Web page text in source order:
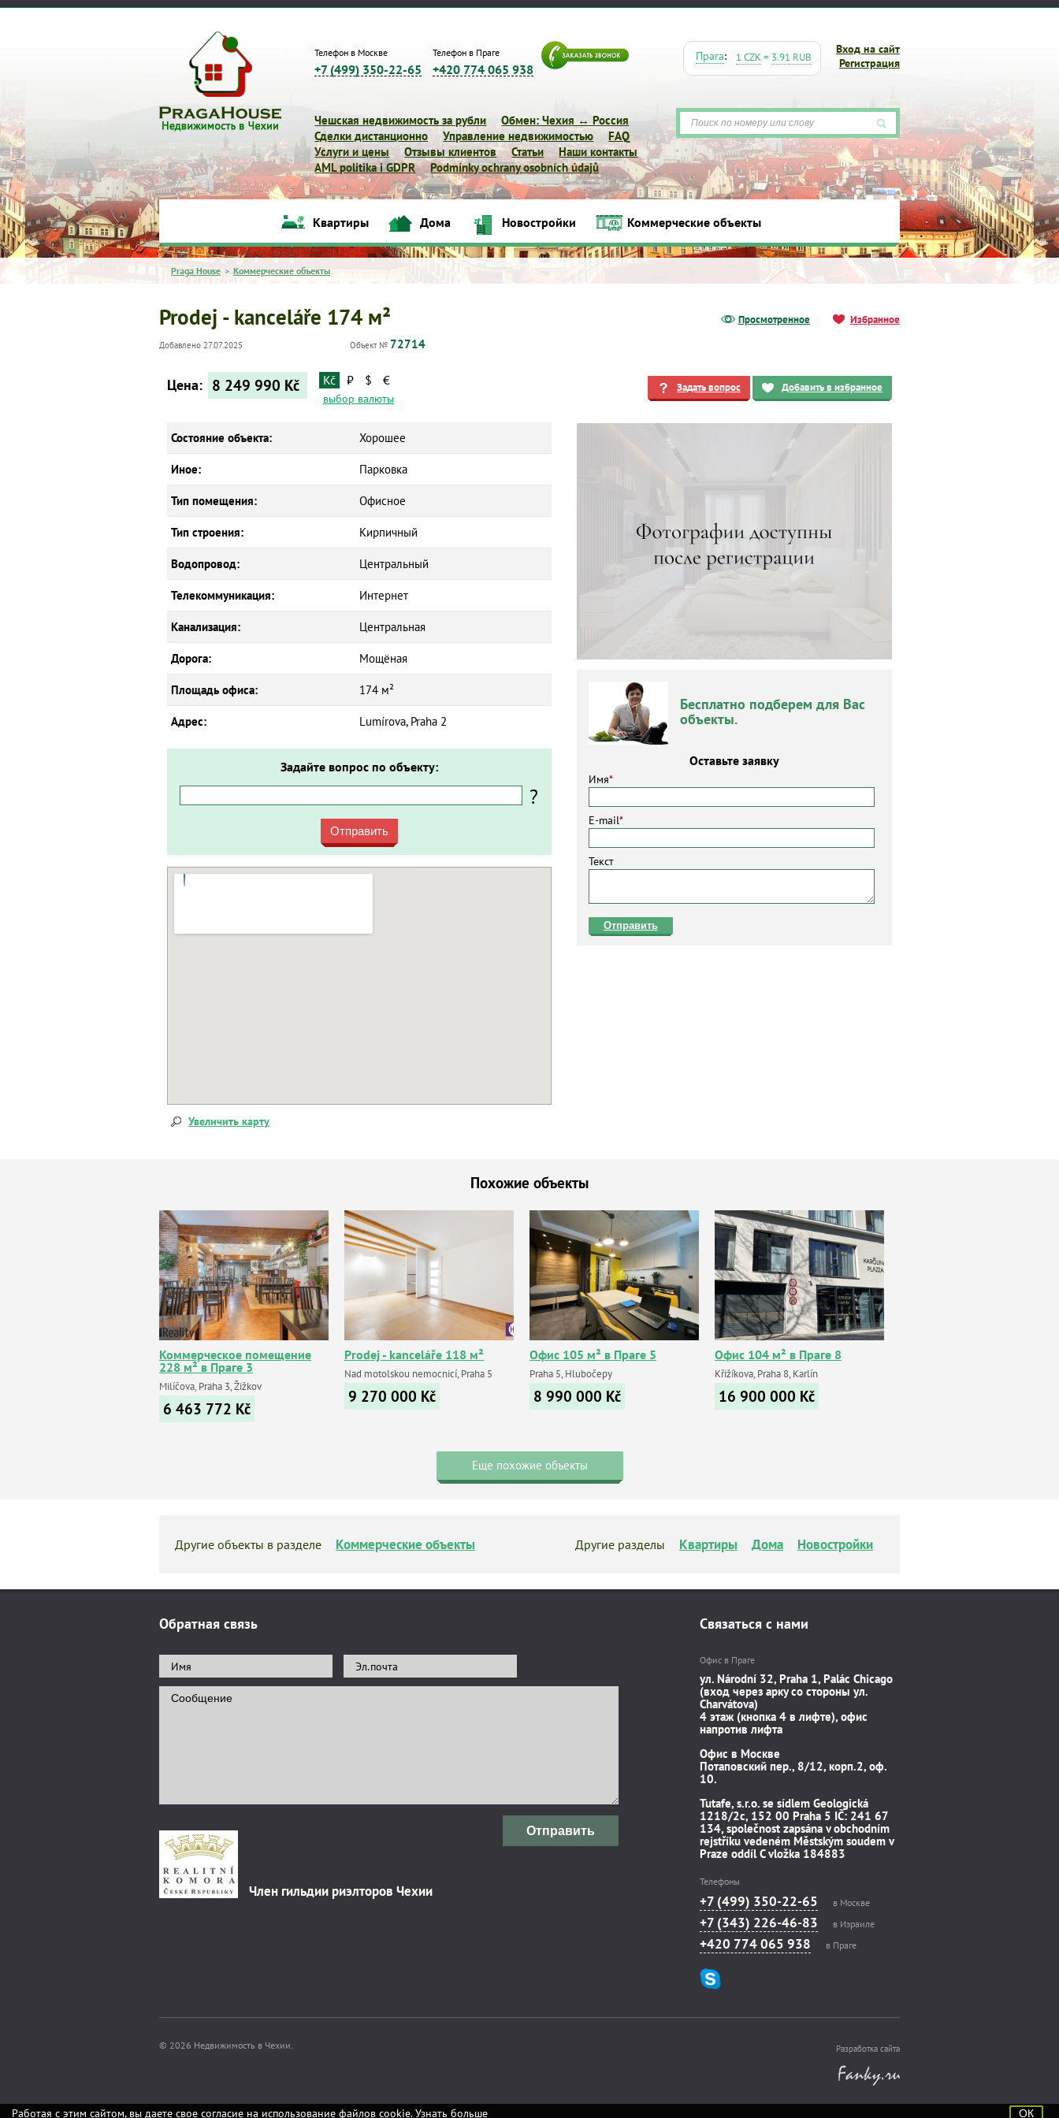
Телефон в Москве
+7 (499) 350-22-65
Телефон в Праге
+420 774 065 938
Вход на сайт
Регистрация
Прага: 1 CZK= 3.91 RUB
Чешская недвижимость за рубли
Обмен: Чехия ↔ Россия
Сделки дистанционно
Управление недвижимостью
FAQ
Услуги и цены
Отзывы клиентов Статьи
Наши контакты
AML politika i GDPR
Podmínky ochrany osobních údajů
Квартиры Дома Новостройки Коммерческие объекты
Praga House > Коммерческие объекты
Просмотренное Избранное
Prodej - kanceláře 174 м²
Добавлено 27.07.2025 Объект № 72714
Задать вопрос Добавить в избранное
Бесплатно подберем для Вас
объекты.
Оставьте заявку
Имя*
E-mail*
Текст
Отправить
Цена: 8 249 990 Kč Kč ₽ $ €
выбор валюты
Состояние объекта: Хорошее
Иное: Парковка
Тип помещения: Офисное
Тип строения: Кирпичный
Водопровод: Центральный
Телекоммуникация: Интернет
Канализация: Центральная
Дорога: Мощёная
Площадь офиса: 174 м²
Адрес: Lumírova, Praha 2
Задайте вопрос по объекту:
?
Отправить
Увеличить карту
Похожие объекты
Коммерческое помещение
228 м² в Праге 3
Milíčova, Praha 3, Žižkov
6 463 772 Kč
Prodej - kanceláře 118 м²
Nad motolskou nemocnicí, Praha 5
9 270 000 Kč
Офис 105 м² в Праге 5
Praha 5, Hlubočepy
8 990 000 Kč
Офис 104 м² в Праге 8
Křižíkova, Praha 8, Karlín
16 900 000 Kč
Еще похожие объекты
Другие объекты в разделе Коммерческие объекты Другие разделы Квартиры Дома Новостройки
Обратная связь
Отправить
Член гильдии риэлторов Чехии
Связаться с нами
Офис в Праге
ул. Národní 32, Praha 1, Palác Chicago
(вход через арку со стороны ул.
Charvátova)
4 этаж (кнопка 4 в лифте), офис
напротив лифта
Офис в Москве
Потаповский пер., 8/12, корп.2, оф.
10.
Tutafe, s.r.o. se sídlem Geologická
1218/2c, 152 00 Praha 5 IČ: 241 67
134, společnost zapsána v obchodním
rejstříku vedeném Městským soudem v
Praze oddíl C vložka 184883
Телефоны
+7 (499) 350-22-65 в Москве
+7 (343) 226-46-83 в Израиле
+420 774 065 938 в Праге
© 2026 Недвижимость в Чехии. Разработка сайта
Работая с этим сайтом, вы даете свое согласие на использование файлов cookie.Узнать больше ОК